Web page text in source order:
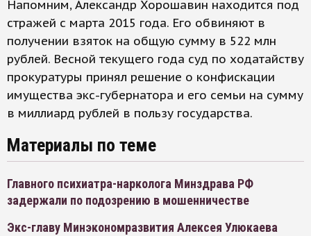
Напомним, Александр Хорошавин находится под
стражей с марта 2015 года. Его обвиняют в
получении взяток на общую сумму в 522 млн
рублей. Весной текущего года суд по ходатайству
прокуратуры принял решение о конфискации
имущества экс-губернатора и его семьи на сумму
в миллиард рублей в пользу государства.
Материалы по теме
Главного психиатра-нарколога Минздрава РФ
задержали по подозрению в мошенничестве
Экс-главу Минэкономразвития Алексея Улюкаева